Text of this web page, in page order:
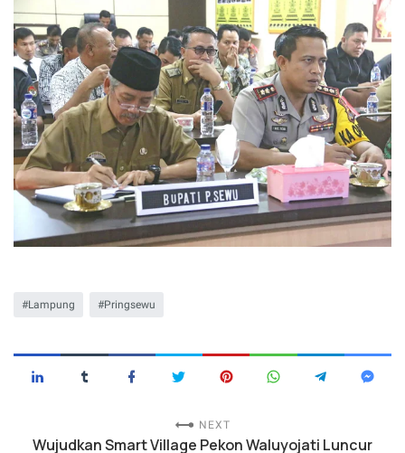
Lampung Pringsewu
NEXT
Wujudkan Smart Village Pekon Waluyojati Luncur